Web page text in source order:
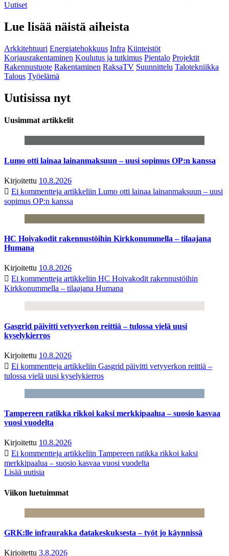
Uutiset
Lue lisää näistä aiheista
Arkkitehtuuri Energiatehokkuus Infra Kiinteistöt
Korjausrakentaminen Koulutus ja tutkimus Pientalo Projektit
Rakennustuote Rakentaminen RaksaTV Suunnittelu Talotekniikka
Talous Työelämä
Uutisissa nyt
Uusimmat artikkelit
Lumo otti lainaa lainanmaksuun – uusi sopimus OP:n kanssa
Kirjoitettu 10.8.2026
Ei kommentteja artikkeliin Lumo otti lainaa lainanmaksuun – uusi
sopimus OP:n kanssa
HC Hoivakodit rakennustöihin Kirkkonummella – tilaajana
Humana
Kirjoitettu 10.8.2026
Ei kommentteja artikkeliin HC Hoivakodit rakennustöihin
Kirkkonummella – tilaajana Humana
Gasgrid päivitti vetyverkon reittiä – tulossa vielä uusi
kyselykierros
Kirjoitettu 10.8.2026
Ei kommentteja artikkeliin Gasgrid päivitti vetyverkon reittiä –
tulossa vielä uusi kyselykierros
Tampereen ratikka rikkoi kaksi merkkipaalua – suosio kasvaa
vuosi vuodelta
Kirjoitettu 10.8.2026
Ei kommentteja artikkeliin Tampereen ratikka rikkoi kaksi
merkkipaalua – suosio kasvaa vuosi vuodelta
Lisää uutisia
Viikon luetuimmat
GRK:lle infraurakka datakeskuksesta – työt jo käynnissä
Kirjoitettu 3.8.2026